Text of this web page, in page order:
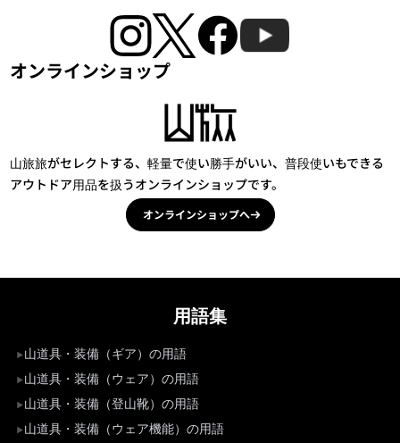
オンラインショップ
山旅旅がセレクトする、軽量で使い勝手がいい、普段使いもできる
アウトドア用品を扱うオンラインショップです。
オンラインショップへ
用語集
山道具・装備（ギア）の用語
山道具・装備（ウェア）の用語
山道具・装備（登山靴）の用語
山道具・装備（ウェア機能）の用語